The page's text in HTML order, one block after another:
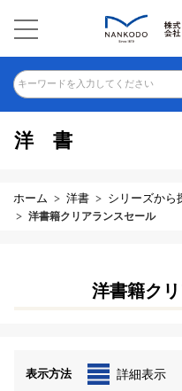
キーワードを入力してください
洋書
ホーム 洋書 シリーズから
洋書籍クリアランスセール
洋書籍ク
表示方法 詳細表示